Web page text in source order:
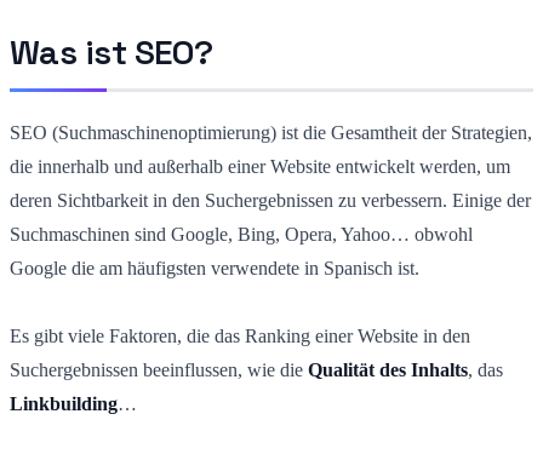
Was ist SEO?
SEO (Suchmaschinenoptimierung) ist die Gesamtheit der Strategien,
die innerhalb und außerhalb einer Website entwickelt werden, um
deren Sichtbarkeit in den Suchergebnissen zu verbessern. Einige der
Suchmaschinen sind Google, Bing, Opera, Yahoo… obwohl
Google die am häufigsten verwendete in Spanisch ist.
Es gibt viele Faktoren, die das Ranking einer Website in den
Suchergebnissen beeinflussen, wie die Qualität des Inhalts, das
Linkbuilding…